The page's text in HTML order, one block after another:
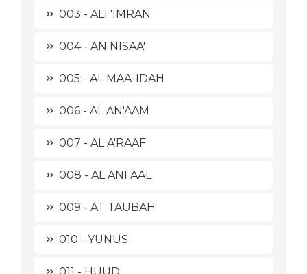
003 - ALI 'IMRAN
004 - AN NISAA'
005 - AL MAA-IDAH
006 - AL AN'AAM
007 - AL A'RAAF
008 - AL ANFAAL
009 - AT TAUBAH
010 - YUNUS